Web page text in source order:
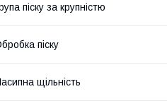
піску за крупністю
піску
щільність